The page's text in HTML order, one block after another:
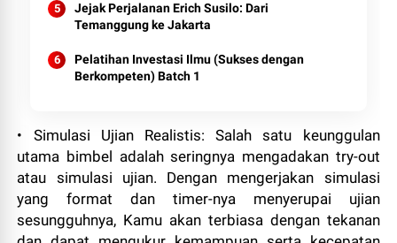
Jejak Perjalanan Erich Susilo: Dari
Temanggung ke Jakarta
Pelatihan Investasi Ilmu (Sukses dengan
Berkompeten) Batch 1
• Simulasi Ujian Realistis: Salah satu keunggulan
utama bimbel adalah seringnya mengadakan try-out
atau simulasi ujian. Dengan mengerjakan simulasi
yang format dan timer-nya menyerupai ujian
sesungguhnya, Kamu akan terbiasa dengan tekanan